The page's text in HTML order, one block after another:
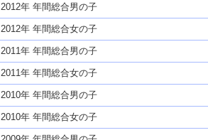
2012年 年間総合男の子
2012年 年間総合女の子
2011年 年間総合男の子
2011年 年間総合女の子
2010年 年間総合男の子
2010年 年間総合女の子